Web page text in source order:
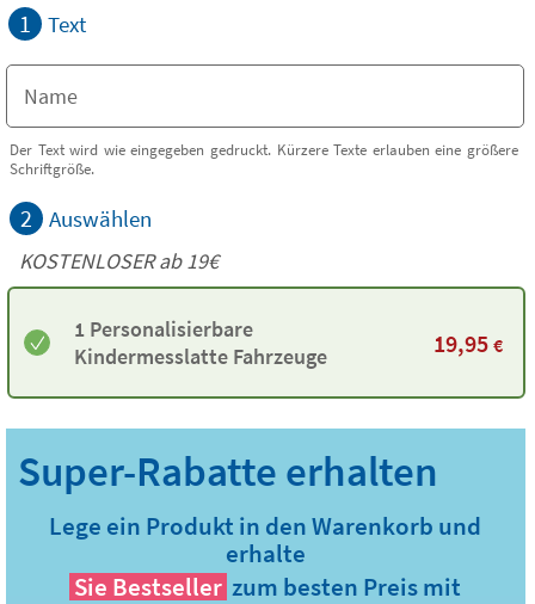
1 Text
Der Text wird wie eingegeben gedruckt. Kürzere Texte erlauben eine größere
Schriftgröße.
2 Auswählen
KOSTENLOSER ab 19€
1 Personalisierbare
Kindermesslatte Fahrzeuge
19,95 €
Lege ein Produkt in den Warenkorb und
erhalte
Sie Bestseller zum besten Preis mit